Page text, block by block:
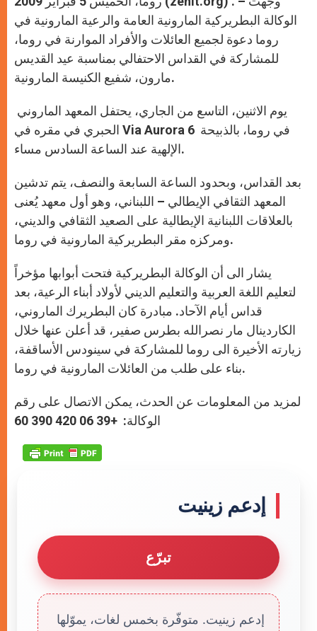
p e
r
k
الوكالة البطريركية المارونية العامة والرعية المارونية في
روما دعوة لجميع العائلات والأفراد الموارنة في روما،
للمشاركة في القداس الاحتفالي بمناسبة عيد القديس
مارون، شفيع الكنيسة المارونية.
الحبري في مقره في Via Aurora 6 في روما، بالذبيحة
الإلهية عند الساعة السادس مساء.
بعد القداس، وبحدود الساعة السابعة والنصف، يتم تدشين
المعهد الثقافي الإيطالي – اللبناني، وهو أول معهد يُعنى
بالعلاقات اللبنانية الإيطالية على الصعيد الثقافي والديني،
ومركزه مقر البطريركية المارونية في روما.
يشار الى أن الوكالة البطريركية فتحت أبوابها مؤخراً
لتعليم اللغة العربية والتعليم الديني لأولاد أبناء الرعية، بعد
قداس أيام الآحاد. مبادرة كان البطريرك الماروني،
الكاردينال مار نصرالله بطرس صفير، قد أعلن عنها خلال
زيارته الأخيرة الى روما للمشاركة في سينودس الأساقفة،
بناء على طلب من العائلات المارونية في روما.
لمزيد من المعلومات عن الحدث، يمكن الاتصال على رقم
الوكالة: +39 06 420 390 60
إدعم زينيت
تبرّع
إدعم زينيت. متوفّرة بخمس لغات، يموّلها